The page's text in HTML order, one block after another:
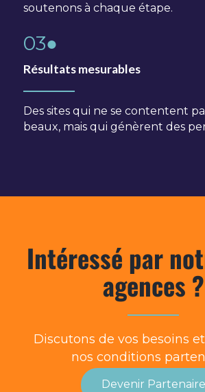
soutenons à chaque étape.
03●
Résultats mesurables
Des sites qui ne se contentent
beaux, mais qui génèrent des
Intéressé par
agences ?
Discutons de vos besoins
nos conditions
Devenir Partenaire